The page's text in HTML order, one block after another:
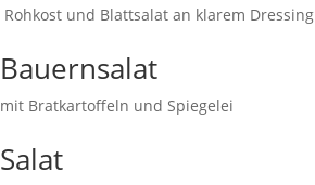
Rohkost und Blattsalat an klarem Dressing
Bauernsalat
mit Bratkartoffeln und Spiegelei
Salat